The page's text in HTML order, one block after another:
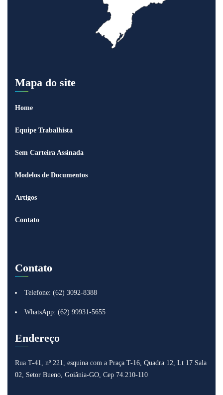
Mapa do site
Home
Equipe Trabalhista
Sem Carteira Assinada
Modelos de Documentos
Artigos
Contato
Contato
Telefone: (62) 3092-8388
WhatsApp: (62) 99931-5655
Endereço
Rua T-41, nº 221, esquina com a Praça T-16, Quadra 12, Lt 17 Sala
02, Setor Bueno, Goiânia-GO, Cep 74.210-110